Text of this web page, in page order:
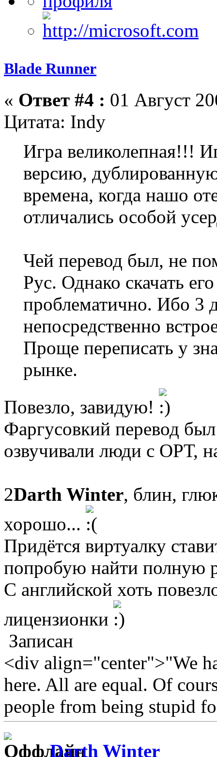
Blade Runner
« Ответ #4 : 01 Август
Цитата: Indy
Игра великолепная!!!
версию,
времена, когда нашо
отличались особой
Чей перевод был, не
Рус. Однако скачать
проблематично. Ибо 3
непосредственно
Проще переписать у
рынке.
Повезло, завидую!
Фаргусовкий перевод
озвучивали люди с ОРТ,
2Darth Winter, блин,
хорошо...
Придётся виртуалку
попробую найти полную
С английской хоть
лицензионки
Записан
<div align="center">"We
here. All are equal. Of
people from being stupid
Darth Winter